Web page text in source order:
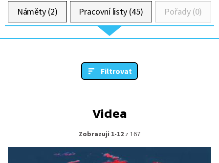
Náměty (2) Pracovní listy (45) Pořady (0)
Filtrovat
Videa
Zobrazuji 1-12 z 167